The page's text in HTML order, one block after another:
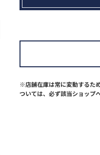
※店舗在庫は常に変動するた
ついては、必ず該当ショップ